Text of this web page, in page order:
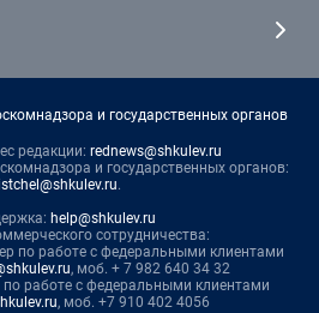
и государственных органов
редакции: rednews@shkulev.ru
и государственных органов:
.
help@shkulev.ru
сотрудничества:
по работе с федеральными клиентами
, моб. + 7 982 640 34 32
работе с федеральными клиентами
, моб. +7 910 402 4056